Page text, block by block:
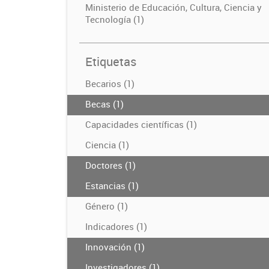
Ministerio de Educación, Cultura, Ciencia y
Tecnología (1)
Etiquetas
Becarios (1)
Becas (1)
Capacidades científicas (1)
Ciencia (1)
Doctores (1)
Estancias (1)
Género (1)
Indicadores (1)
Innovación (1)